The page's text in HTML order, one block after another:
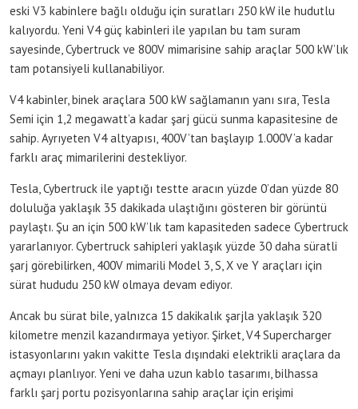
eski V3 kabinlere bağlı olduğu için suratları 250 kW ile hudutlu
kalıyordu. Yeni V4 güç kabinleri ile yapılan bu tam suram
sayesinde, Cybertruck ve 800V mimarisine sahip araçlar 500 kW’lık
tam potansiyeli kullanabiliyor.
V4 kabinler, binek araçlara 500 kW sağlamanın yanı sıra, Tesla
Semi için 1,2 megawatt’a kadar şarj gücü sunma kapasitesine de
sahip. Ayrıyeten V4 altyapısı, 400V’tan başlayıp 1.000V’a kadar
farklı araç mimarilerini destekliyor.
Tesla, Cybertruck ile yaptığı testte aracın yüzde 0’dan yüzde 80
doluluğa yaklaşık 35 dakikada ulaştığını gösteren bir görüntü
paylaştı. Şu an için 500 kW’lık tam kapasiteden sadece Cybertruck
yararlanıyor. Cybertruck sahipleri yaklaşık yüzde 30 daha süratli
şarj görebilirken, 400V mimarili Model 3, S, X ve Y araçları için
sürat hududu 250 kW olmaya devam ediyor.
Ancak bu sürat bile, yalnızca 15 dakikalık şarjla yaklaşık 320
kilometre menzil kazandırmaya yetiyor. Şirket, V4 Supercharger
istasyonlarını yakın vakitte Tesla dışındaki elektrikli araçlara da
açmayı planlıyor. Yeni ve daha uzun kablo tasarımı, bilhassa
farklı şarj portu pozisyonlarına sahip araçlar için erişimi